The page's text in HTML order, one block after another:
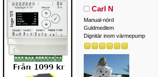
Carl N
Manual-nörd
Guldmedlem
Dignitär inom värmepump